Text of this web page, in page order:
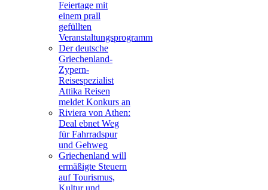
Feiertage mit
einem prall
gefüllten
Veranstaltungsprogramm
Der deutsche
Griechenland-
Zypern-
Reisespezialist
Attika Reisen
meldet Konkurs an
Riviera von Athen:
Deal ebnet Weg
für Fahrradspur
und Gehweg
Griechenland will
ermäßigte Steuern
auf Tourismus,
Kultur und